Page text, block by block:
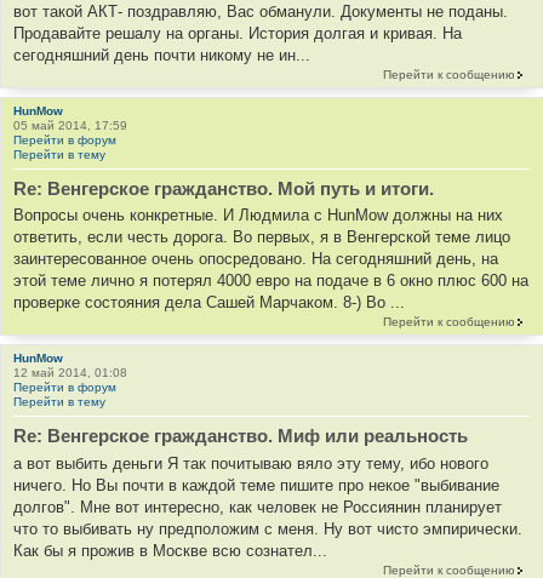
вот такой АКТ- поздравляю, Вас обманули. Документы не поданы.
Продавайте решалу на органы. История долгая и кривая. На
сегодняшний день почти никому не ин...
Перейти к сообщению
HunMow
05 май 2014, 17:59
Перейти в форум
Перейти в тему
Re: Венгерское гражданство. Мой путь и итоги.
Вопросы очень конкретные. И Людмила с HunMow должны на них
ответить, если честь дорога. Во первых, я в Венгерской теме лицо
заинтересованное очень опосредовано. На сегодняшний день, на
этой теме лично я потерял 4000 евро на подаче в 6 окно плюс 600 на
проверке состояния дела Сашей Марчаком. 8-) Во ...
Перейти к сообщению
HunMow
12 май 2014, 01:08
Перейти в форум
Перейти в тему
Re: Венгерское гражданство. Миф или реальность
а вот выбить деньги Я так почитываю вяло эту тему, ибо нового
ничего. Но Вы почти в каждой теме пишите про некое "выбивание
долгов". Мне вот интересно, как человек не Россиянин планирует
что то выбивать ну предположим с меня. Ну вот чисто эмпирически.
Как бы я прожив в Москве всю сознател...
Перейти к сообщению